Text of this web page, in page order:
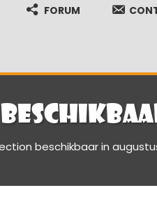
FORUM
beschikbaar in